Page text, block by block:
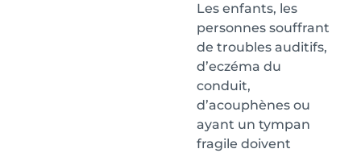
Les enfants, les
personnes souffrant
de troubles auditifs,
d’eczéma du
conduit,
d’acouphènes ou
ayant un tympan
fragile doivent